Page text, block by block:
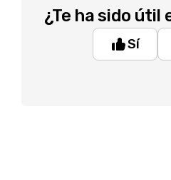
¿Te ha sido útil
Sí